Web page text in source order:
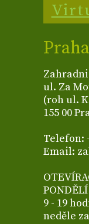
Praha
ul. Za
(roh ul.
155 00
Telefon:
Email:
9 - 19
neděle